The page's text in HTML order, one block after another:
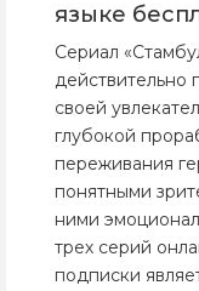
языке
Сериал
действительно
своей
глубокой
переживания
понятными
ними
трех серий
подписки